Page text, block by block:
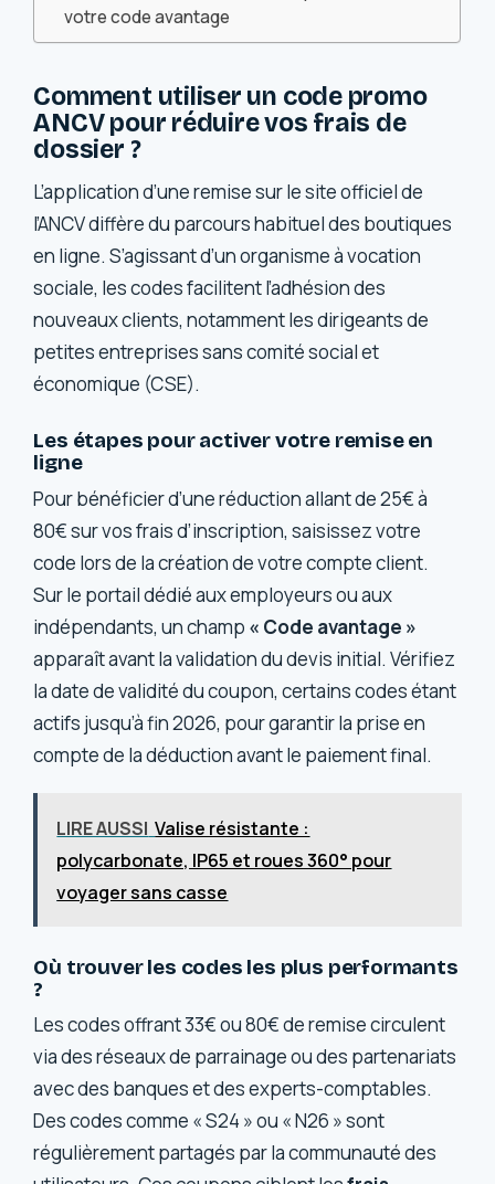
votre code avantage
Comment utiliser un code promo
ANCV pour réduire vos frais de
dossier ?
L’application d’une remise sur le site officiel de
l’ANCV diffère du parcours habituel des boutiques
en ligne. S’agissant d’un organisme à vocation
sociale, les codes facilitent l’adhésion des
nouveaux clients, notamment les dirigeants de
petites entreprises sans comité social et
économique (CSE).
Les étapes pour activer votre remise en
ligne
Pour bénéficier d’une réduction allant de 25€ à
80€ sur vos frais d’inscription, saisissez votre
code lors de la création de votre compte client.
Sur le portail dédié aux employeurs ou aux
indépendants, un champ « Code avantage »
apparaît avant la validation du devis initial. Vérifiez
la date de validité du coupon, certains codes étant
actifs jusqu’à fin 2026, pour garantir la prise en
compte de la déduction avant le paiement final.
LIRE AUSSI Valise résistante :
polycarbonate, IP65 et roues 360° pour
voyager sans casse
Où trouver les codes les plus performants
?
Les codes offrant 33€ ou 80€ de remise circulent
via des réseaux de parrainage ou des partenariats
avec des banques et des experts-comptables.
Des codes comme « S24 » ou « N26 » sont
régulièrement partagés par la communauté des